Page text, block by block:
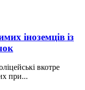
іноземців із
вкотре
при...